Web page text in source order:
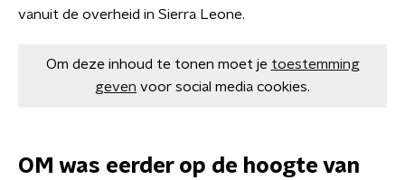
vanuit de overheid in Sierra Leone.
Om deze inhoud te tonen moet je toestemming
geven voor social media cookies.
OM was eerder op de hoogte van